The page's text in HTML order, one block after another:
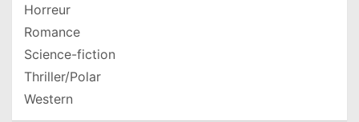
Horreur
Romance
Science-fiction
Thriller/Polar
Western